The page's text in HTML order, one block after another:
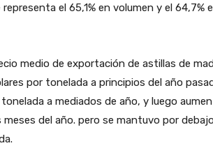
el 65,1% en volumen y el 64,7%
medio de exportación de astillas de
por tonelada a principios del año
a mediados de año, y luego
del año. pero se mantuvo por